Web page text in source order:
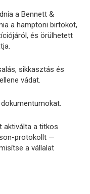
a Bennett &
a hamptoni birtokot,
és örülhetett
sikkasztás és
vádat.
aktiválta a titkos
protokollt —
a vállalat